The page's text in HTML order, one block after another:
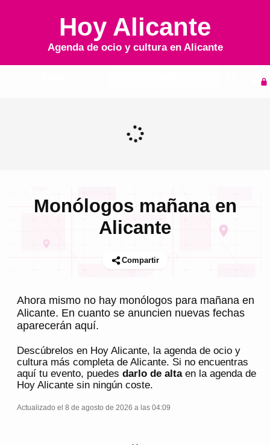
Hoy Alicante
Agenda de ocio y cultura en Alicante
Monólogos mañana en
Alicante
Compartir
Ahora mismo no hay monólogos para mañana en
Alicante. En cuanto se anuncien nuevas fechas
aparecerán aquí.
Descúbrelos en Hoy Alicante, la agenda de ocio y
cultura más completa de Alicante. Si no encuentras
aquí tu evento, puedes darlo de altaen la agenda de
Hoy Alicante sin ningún coste.
Actualizado el 8 de agosto de 2026 a las 04:09